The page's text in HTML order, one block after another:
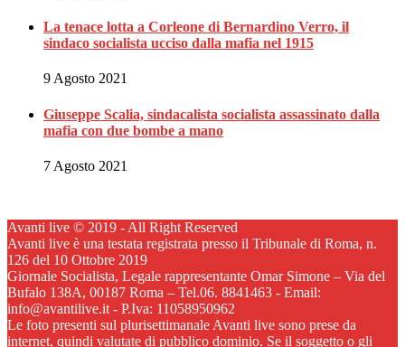
La tenace lotta a Corleone di Bernardino Verro, il
sindaco socialista ucciso dalla mafia nel 1915
9 Agosto 2021
Giuseppe Scalia, sindacalista socialista assassinato dalla
mafia con due bombe a mano
7 Agosto 2021
Avanti live © 2019 - All Right Reserved
Avanti live è una testata registrata presso il Tribunale di Roma, n.
126 del 10 Ottobre 2019
Giornale Socialista, Legale rappresentante Omar Simone – Via del
Bufalo 138A, 00187 Roma – Tel.06. 8841463 - Email:
info@avantilive.it - P.Iva: 11058950962
Le foto presenti sul plurisettimanale Avanti live sono prese da
internet, quindi valutate di pubblico dominio. Se il soggetto o gli